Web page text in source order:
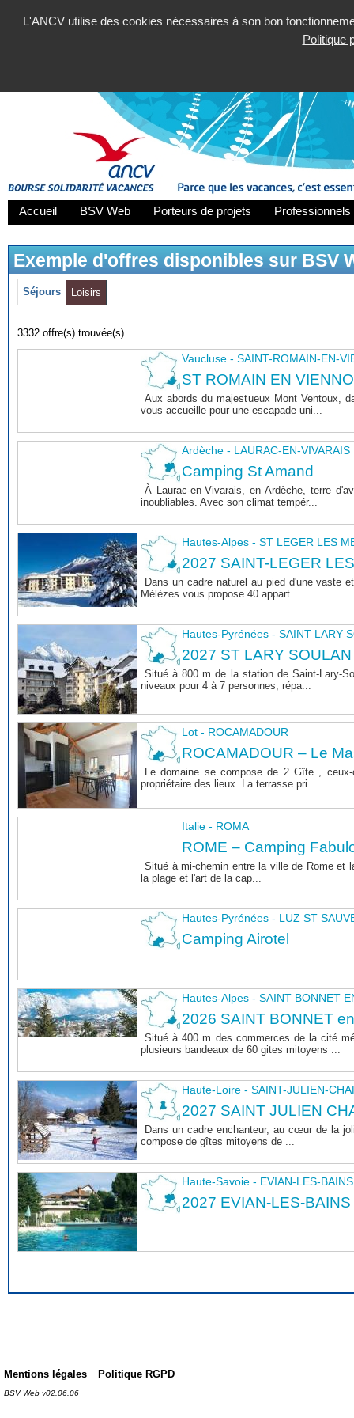
L'ANCV utilise des cookies nécessaires à son bon
Politique
Accueil BSV Web Porteurs de projets
Exemple d'offres disponibles sur BSV
Séjours Loisirs
3332 offre(s) trouvée(s).
Vaucluse - SAINT-ROMAIN-EN-
ST ROMAIN EN
Aux abords du majestueux Mont Ventoux,
vous accueille pour une escapade uni...
Ardèche - LAURAC-EN-VIVARAIS
Camping St Amand
À Laurac-en-Vivarais, en Ardèche, terre
inoubliables. Avec son climat tempér...
Hautes-Alpes - ST LEGER LES
2027 SAINT-LEGER
Dans un cadre naturel au pied d'une vaste
Mélèzes vous propose 40 appart...
Hautes-Pyrénées - SAINT LARY
2027 ST LARY SOULAN
Situé à 800 m de la station de Saint-Lary-
niveaux pour 4 à 7 personnes, répa...
Lot - ROCAMADOUR
ROCAMADOUR – Le
Le domaine se compose de 2 Gîte ,
propriétaire des lieux. La terrasse pri...
Italie - ROMA
ROME – Camping
Situé à mi-chemin entre la ville de Rome et
la plage et l'art de la cap...
Hautes-Pyrénées - LUZ ST
Camping Airotel
Hautes-Alpes - SAINT BONNET
2026 SAINT BONNET
Situé à 400 m des commerces de la cité
plusieurs bandeaux de 60 gites mitoyens ...
Haute-Loire - SAINT-JULIEN-
2027 SAINT JULIEN
Dans un cadre enchanteur, au cœur de la
compose de gîtes mitoyens de ...
Haute-Savoie - EVIAN-LES-BAINS
2027 EVIAN-LES-BAINS
Mentions légales Politique RGPD
BSV Web v02.06.06